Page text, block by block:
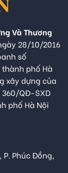
Và Thương
28/10/2016
số
thành phố Hà
xây dựng của
360/QĐ-SXD
phố Hà Nội
Phúc Đồng,